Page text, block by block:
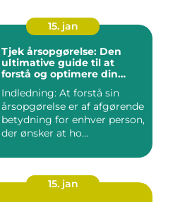
15. jan
Tjek årsopgørelse: Den
ultimative guide til at
forstå og optimere din
Indledning: At forstå sin
årsopgørelse er af afgørende
betydning for enhver person,
der ønsker at ho...
15. jan